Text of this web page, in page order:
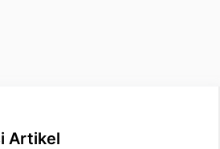
Artikel